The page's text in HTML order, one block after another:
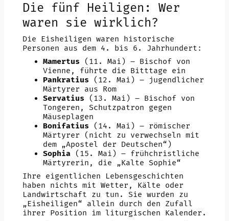
Die fünf Heiligen: Wer
waren sie wirklich?
Die Eisheiligen waren historische
Personen aus dem 4. bis 6. Jahrhundert:
Mamertus (11. Mai) – Bischof von
Vienne, führte die Bitttage ein
Pankratius (12. Mai) – jugendlicher
Märtyrer aus Rom
Servatius (13. Mai) – Bischof von
Tongeren, Schutzpatron gegen
Mäuseplagen
Bonifatius (14. Mai) – römischer
Märtyrer (nicht zu verwechseln mit
dem „Apostel der Deutschen“)
Sophia(15. Mai) – frühchristliche
Märtyrerin, die „Kalte Sophie“
Ihre eigentlichen Lebensgeschichten
haben nichts mit Wetter, Kälte oder
Landwirtschaft zu tun. Sie wurden zu
„Eisheiligen“ allein durch den Zufall
ihrer Position im liturgischen Kalender.